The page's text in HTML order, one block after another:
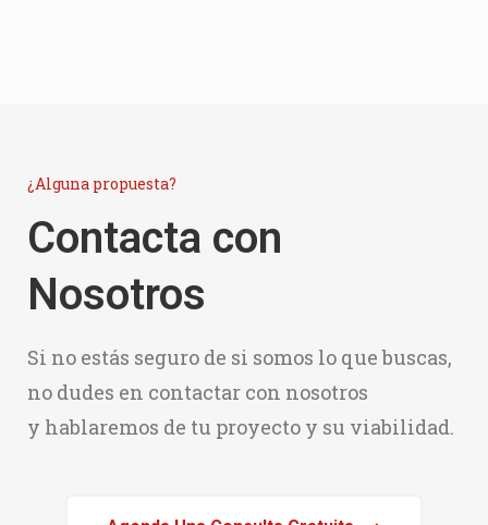
¿Alguna propuesta?
Contacta con
Nosotros
Si no estás seguro de si somos lo que buscas,
no dudes en contactar con nosotros
y hablaremos de tu proyecto y su viabilidad.